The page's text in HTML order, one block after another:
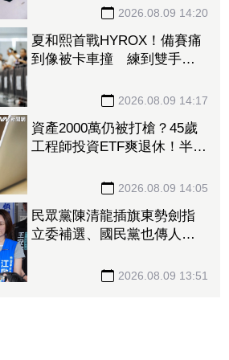
訂單能見度看到明年2026.08.09 14:20
夏和熙首戰HYROX！備賽痛
到像被卡車撞 練到雙手全
2026.08.09 14:17
資產2000萬仍被打槍？45歲
工程師投資ETF爽退休！半年
2026.08.09 14:05
民眾黨陳清龍插旗東勢劍指
立委補選、國民黨也傳人選
來、有商有量 2026.08.09 13:51